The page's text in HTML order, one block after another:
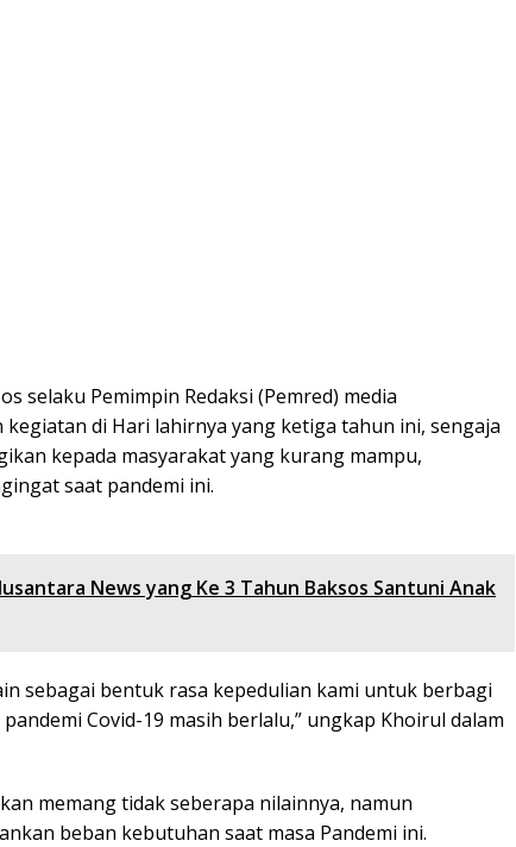
selaku Pemimpin Redaksi (Pemred) media
di Hari lahirnya yang ketiga tahun ini, sengaja
kepada masyarakat yang kurang mampu,
saat pandemi ini.
News yang Ke 3 Tahun Baksos Santuni Anak
sebagai bentuk rasa kepedulian kami untuk berbagi
Covid-19 masih berlalu,” ungkap Khoirul dalam
memang tidak seberapa nilainnya, namun
beban kebutuhan saat masa Pandemi ini.